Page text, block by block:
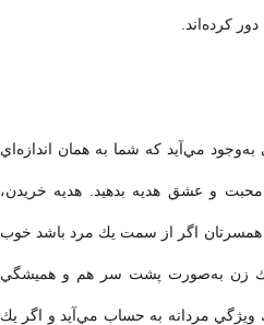
كرده‌اند.
زماني به‌وجود مي‌آيد كه شما به همان اندازه‌اي
و عشق هديه بدهيد. هديه خريدن،
همسر‌تان اگر از سمت يك مرد باشد خوب
يك زن به‌صورت پشت سر هم و هميشگي
ويژگي مردانه به حساب مي‌آيد و اگر يك